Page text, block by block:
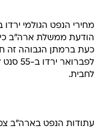
הודעת ממשלת ארה"ב
כעת ברמתן הגבוהה זה
לחבית.